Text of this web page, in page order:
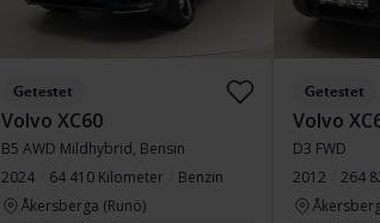
Getestet
Volvo XC60
B5 AWD Mildhybrid, Bensin
2024
64 410 Kilometer
Benzin
Åkersberga (Runö)
Getestet
Volvo
D3 FWD
2012
264